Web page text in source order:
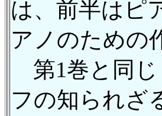
は、前半はピ
アノのための
第1巻と同じ
フの知られざ